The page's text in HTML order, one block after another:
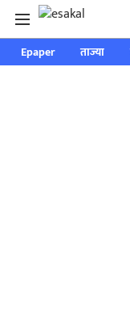
Epaper ताज्या